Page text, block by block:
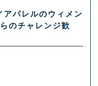
パレルのウィメン
のチャレンジ歓